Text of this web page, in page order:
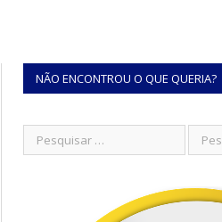
NÃO ENCONTROU O QUE QUERIA?